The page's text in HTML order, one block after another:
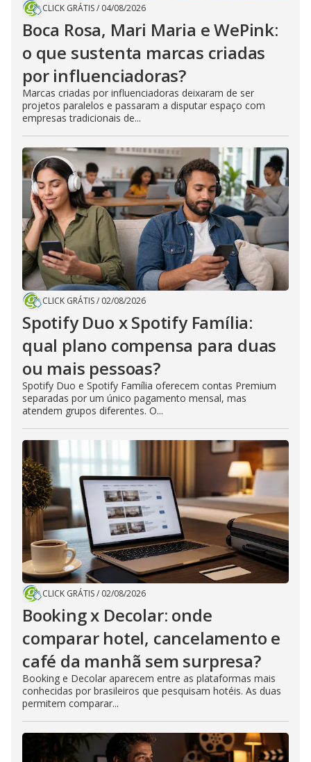
CLICK GRÁTIS/ 04/08/2026
Boca Rosa, Mari Maria e WePink:
o que sustenta marcas criadas
por influenciadoras?
Marcas criadas por influenciadoras deixaram de ser
projetos paralelos e passaram a disputar espaço com
empresas tradicionais de...
CLICK GRÁTIS/ 02/08/2026
Spotify Duo x Spotify Família:
qual plano compensa para duas
ou mais pessoas?
Spotify Duo e Spotify Família oferecem contas Premium
separadas por um único pagamento mensal, mas
atendem grupos diferentes. O...
CLICK GRÁTIS/ 02/08/2026
Booking x Decolar: onde
comparar hotel, cancelamento e
café da manhã sem surpresa?
Booking e Decolar aparecem entre as plataformas mais
conhecidas por brasileiros que pesquisam hotéis. As duas
permitem comparar...